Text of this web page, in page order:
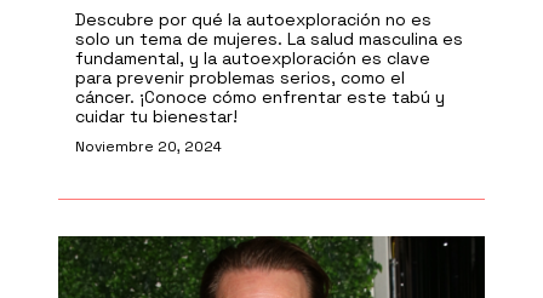
Descubre por qué la autoexploración no es
solo un tema de mujeres. La salud masculina es
fundamental, y la autoexploración es clave
para prevenir problemas serios, como el
cáncer. ¡Conoce cómo enfrentar este tabú y
cuidar tu bienestar!
Noviembre 20, 2024